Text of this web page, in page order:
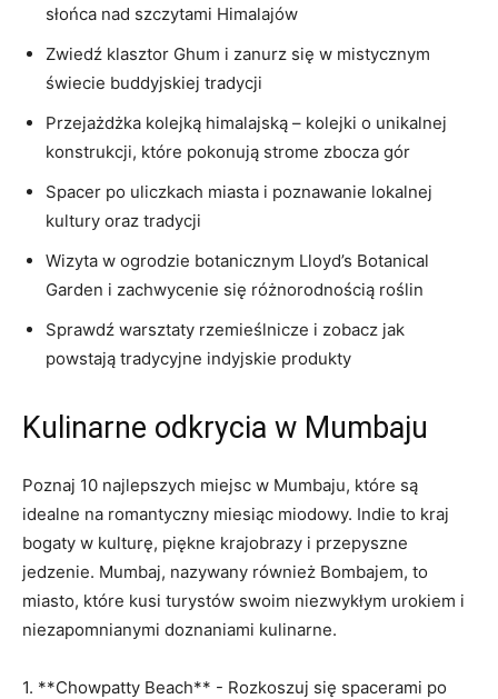
‌słońca nad ​szczytami Himalajów
Zwiedź klasztor Ghum i zanurz się w mistycznym
świecie buddyjskiej tradycji
Przejażdżka kolejką himalajską – kolejki o unikalnej
⁣konstrukcji, które​ pokonują strome ⁤zbocza gór
Spacer po uliczkach‌ miasta i poznawanie lokalnej
kultury oraz ‍tradycji
Wizyta w ogrodzie botanicznym Lloyd’s ⁤Botanical
Garden i ‍zachwycenie się różnorodnością roślin
Sprawdź warsztaty rzemieślnicze i zobacz jak
powstają tradycyjne indyjskie produkty
Kulinarne odkrycia ⁣w Mumbaju
Poznaj 10 najlepszych miejsc⁣ w Mumbaju, które są
idealne na romantyczny miesiąc miodowy. Indie to kraj
bogaty w kulturę, piękne krajobrazy i przepyszne
jedzenie. Mumbaj, nazywany również Bombajem, to
miasto, ⁢które kusi turystów swoim niezwykłym urokiem i
niezapomnianymi doznaniami kulinarne.
1. **Chowpatty Beach** ​- Rozkoszuj się spacerami po